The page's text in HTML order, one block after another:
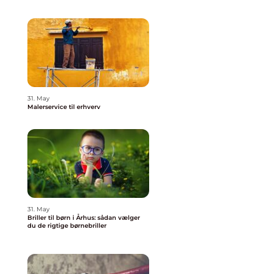
31. May
Malerservice til erhverv
31. May
Briller til børn i Århus: sådan vælger
du de rigtige børnebriller